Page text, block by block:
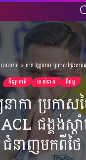
បាល់ទាត់ > ចាន់ វឌ្ឍនាកា ប្រកាសថ្ងៃវះកាត់ព្យាបា
កីឡាជាតិ បាល់ទាត់ វីដេអូ
ាកា ប្រកាសថ្
ជង្គង់ស្
ជំនាញមកពីថៃ